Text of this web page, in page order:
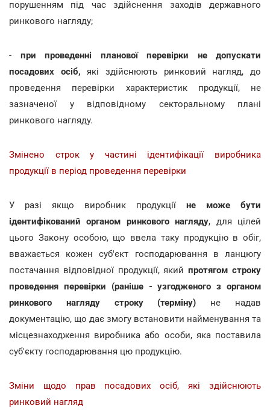
порушенням під час здійснення заходів державного
ринкового нагляду;
- при проведенні планової перевірки не допускати
посадових осіб, які здійснюють ринковий нагляд, до
проведення перевірки характеристик продукції, не
зазначеної у відповідному секторальному плані
ринкового нагляду.
Змінено строк у частині ідентифікації виробника
продукції в період проведення перевірки
У разі якщо виробник продукції не може бути
ідентифікований органом ринкового нагляду, для цілей
цього Закону особою, що ввела таку продукцію в обіг,
вважається кожен суб'єкт господарювання в ланцюгу
постачання відповідної продукції, якийпротягом строку
проведення перевірки (раніше - узгодженого з органом
ринкового нагляду строку (терміну) не надав
документацію, що дає змогу встановити найменування та
місцезнаходження виробника або особи, яка поставила
суб'єкту господарювання цю продукцію.
Зміни щодо прав посадових осіб, які здійснюють
ринковий нагляд